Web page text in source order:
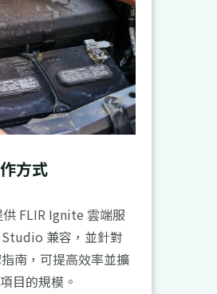
方式
FLIR Ignite 雲端服
兼容，並針對
南，可提高效率並擴
目的規模。